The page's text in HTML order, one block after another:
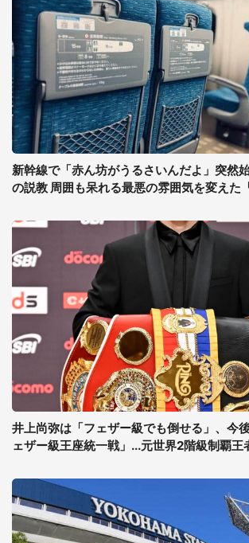
新幹線で「赤ん坊がうるさいんだよ」突然
の説教 周囲も呆れる最悪の雰囲気を変えた
井上尚弥は「フェザー級でも倒せる」、今
ェザー級王座統一戦」...元世界2階級制覇王